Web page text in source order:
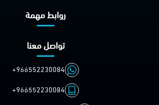
روابط مهمة
تواصل معنا
+966552230084
+966552230084